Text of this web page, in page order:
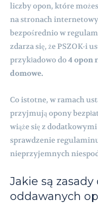
liczby opon, które
na stronach
bezpośrednio w
zdarza się, że PSZOK-i
przykładowo do4 opon
domowe.
Co istotne, w ramach
przyjmują opony
wiąże się z
sprawdzenie
nieprzyjemnych
Jakie są
oddawanych